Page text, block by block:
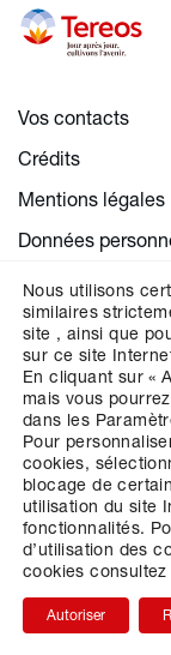
Vos contacts
Crédits
Mentions légales
Données
Cookies
Paramétrer la
CHOISISSEZ
Nous utilisons
similaires
site , ainsi que
sur ce site
En cliquant sur «
mais vous
dans les
Pour
cookies,
blocage de
utilisation du site
fonctionnalités.
d’utilisation des
cookies
Autoriser